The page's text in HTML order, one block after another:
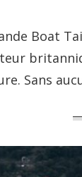
Boat
Sans